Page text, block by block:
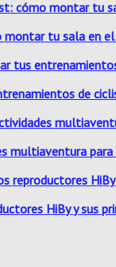
tu sala en
de
multiaventura para
HiBy y sus